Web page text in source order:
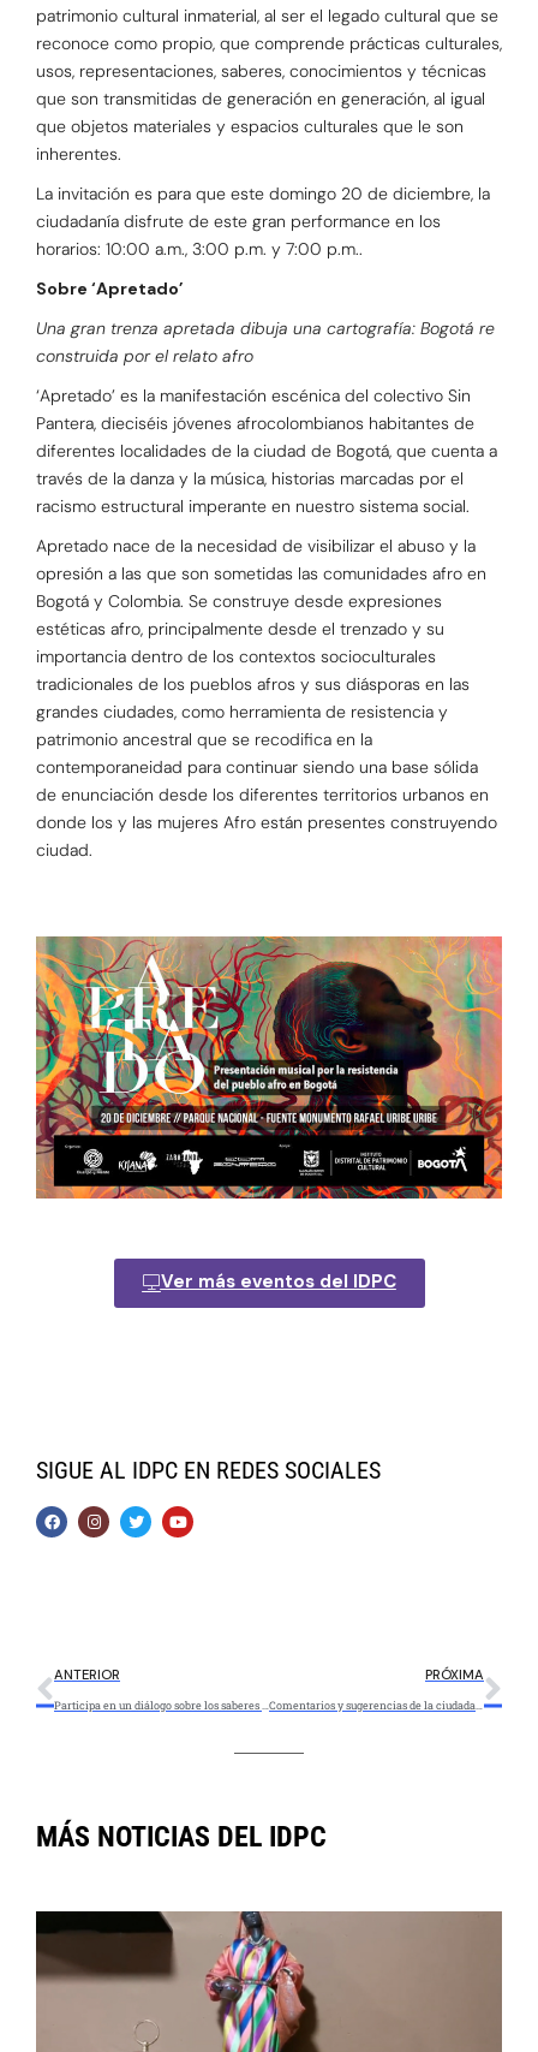
patrimonio cultural inmaterial, al ser el legado cultural que se
reconoce como propio, que comprende prácticas culturales,
usos, representaciones, saberes, conocimientos y técnicas
que son transmitidas de generación en generación, al igual
que objetos materiales y espacios culturales que le son
inherentes.
La invitación es para que este domingo 20 de diciembre, la
ciudadanía disfrute de este gran performance en los
horarios: 10:00 a.m., 3:00 p.m. y 7:00 p.m..
Sobre ‘Apretado’
Una gran trenza apretada dibuja una cartografía: Bogotá re
construida por el relato afro
‘Apretado’ es la manifestación escénica del colectivo Sin
Pantera, dieciséis jóvenes afrocolombianos habitantes de
diferentes localidades de la ciudad de Bogotá, que cuenta a
través de la danza y la música, historias marcadas por el
racismo estructural imperante en nuestro sistema social.
Apretado nace de la necesidad de visibilizar el abuso y la
opresión a las que son sometidas las comunidades afro en
Bogotá y Colombia. Se construye desde expresiones
estéticas afro, principalmente desde el trenzado y su
importancia dentro de los contextos socioculturales
tradicionales de los pueblos afros y sus diásporas en las
grandes ciudades, como herramienta de resistencia y
patrimonio ancestral que se recodifica en la
contemporaneidad para continuar siendo una base sólida
de enunciación desde los diferentes territorios urbanos en
donde los y las mujeres Afro están presentes construyendo
ciudad.
Ver más eventos del IDPC
SIGUE AL IDPC EN REDES SOCIALES
ANTERIOR PRÓXIMA
MÁS NOTICIAS DEL IDPC